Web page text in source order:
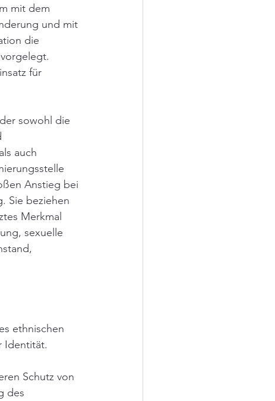
mit dem
und mit
die
für
sowohl die
auch
Anstieg bei
Sie beziehen
Merkmal
sexuelle
ethnischen
Identität.
Schutz von
des